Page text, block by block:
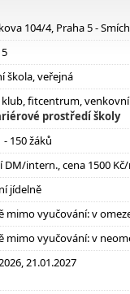
104/4, Praha 5 -
škola, veřejná
fitcentrum,
prostředí školy
- 150 žáků
DM/intern., cena 1500
jídelně
mimo vyučování: v
mimo vyučování: v
21.01.2027